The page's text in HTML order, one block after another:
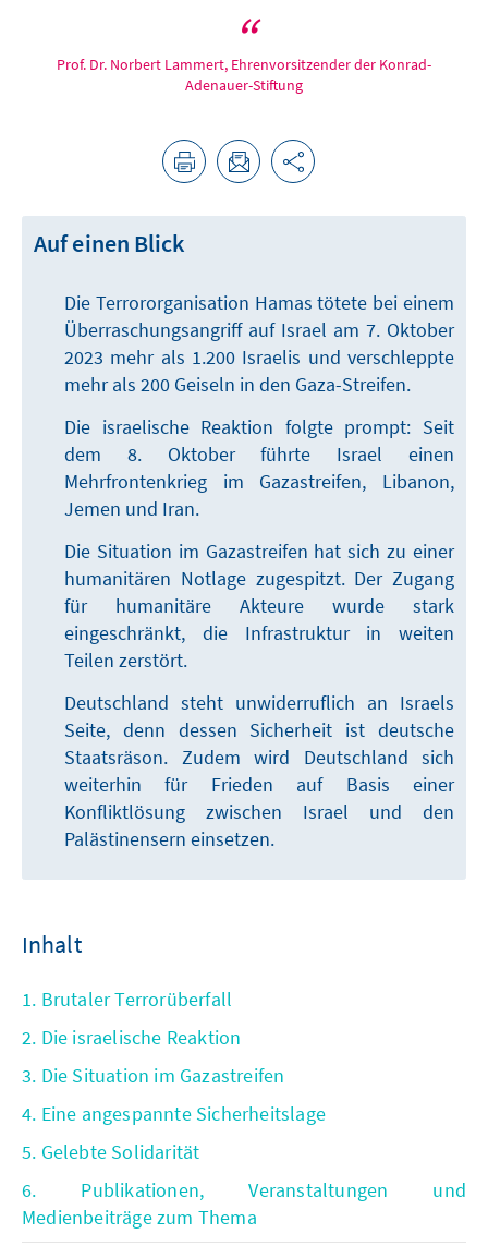
Prof. Dr. Norbert Lammert, Ehrenvorsitzender der Konrad-
Adenauer-Stiftung
Auf einen Blick
Die Terrororganisation Hamas tötete bei einem
Überraschungsangriff auf Israel am 7. Oktober
2023 mehr als 1.200 Israelis und verschleppte
mehr als 200 Geiseln in den Gaza-Streifen.
Die israelische Reaktion folgte prompt: Seit
dem 8. Oktober führte Israel einen
Mehrfrontenkrieg im Gazastreifen, Libanon,
Jemen und Iran.
Die Situation im Gazastreifen hat sich zu einer
humanitären Notlage zugespitzt. Der Zugang
für humanitäre Akteure wurde stark
eingeschränkt, die Infrastruktur in weiten
Teilen zerstört.
Deutschland steht unwiderruflich an Israels
Seite, denn dessen Sicherheit ist deutsche
Staatsräson. Zudem wird Deutschland sich
weiterhin für Frieden auf Basis einer
Konfliktlösung zwischen Israel und den
Palästinensern einsetzen.
Inhalt
1. Brutaler Terrorüberfall
2. Die israelische Reaktion
3. Die Situation im Gazastreifen
4. Eine angespannte Sicherheitslage
5. Gelebte Solidarität
6. Publikationen, Veranstaltungen und
Medienbeiträge zum Thema